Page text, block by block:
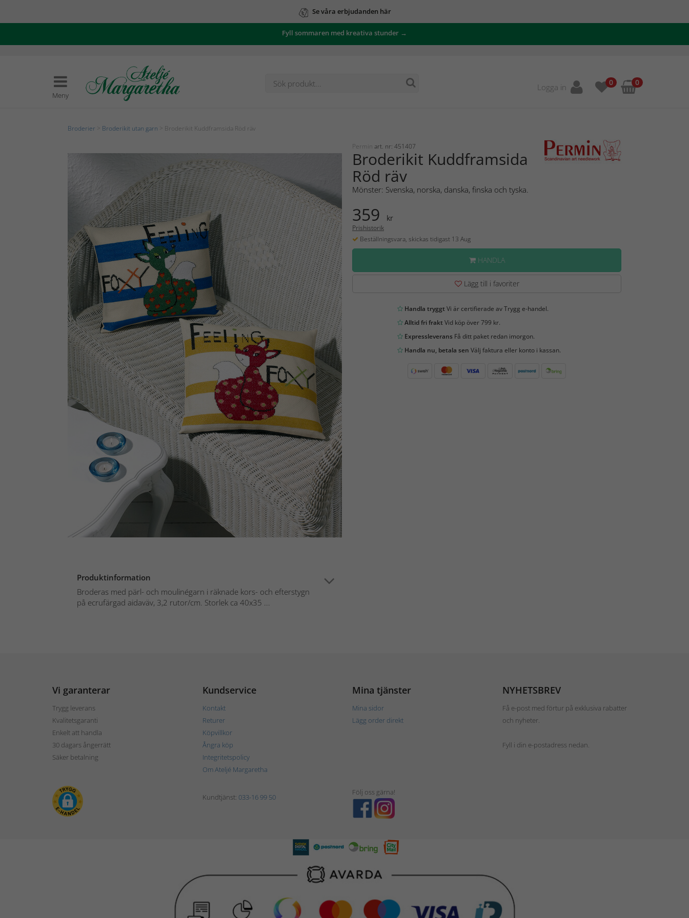
Se våra erbjudanden här
Fyll sommaren med kreativa stunder →
Meny
Logga in 0 0
Broderier Broderikit utan garn > Broderikit Kuddframsida Röd räv
Produktinformation
Broderas med pärl- och moulinégarn i räknade kors- och efterstygn
på ecrufärgad aidaväv, 3,2 rutor/cm. Storlek ca 40x35 ...
Permin art. nr: 451407
Broderikit Kuddframsida
Röd räv
Mönster: Svenska, norska, danska, finska och tyska.
359 kr
Prishistorik
Beställningsvara, skickas tidigast 13 Aug
HANDLA
Lägg till i favoriter
Handla tryggtVi är certifierade av Trygg e-handel.
Alltid fri fraktVid köp över 799 kr.
ExpressleveransFå ditt paket redan imorgon.
Handla nu, betala sen Välj faktura eller konto i kassan.
Vi garanterar
Trygg leverans
Kvalitetsgaranti
Enkelt att handla
30 dagars ångerrätt
Säker betalning
Kundservice
Kontakt
Returer
Köpvillkor
Ångra köp
Integritetspolicy
Om Ateljé Margaretha
Mina tjänster
Mina sidor
Lägg order direkt
NYHETSBREV
Få e-post med förtur på exklusiva rabatter
och nyheter.
Fyll i din e-postadress nedan.
Kundtjänst: 033-16 99 50
Följ oss gärna!